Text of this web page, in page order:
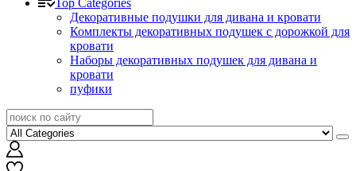
Декоративные подушки для дивана и кровати
Комплекты декоративных подушек с дорожкой для
кровати
Наборы декоративных подушек для дивана и
кровати
пуфики